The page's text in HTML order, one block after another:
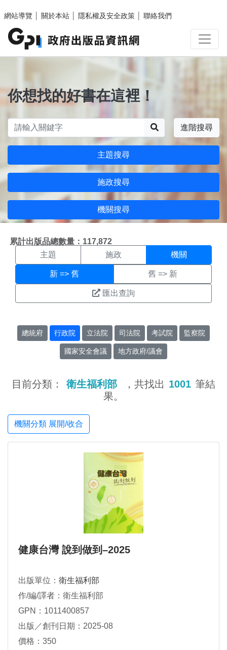
網站導覽
關於本站 隱私權及安全政策 聯絡我們
你想找的好書在這裡！
進階搜尋
主題搜尋
施政搜尋
機關搜尋
累計出版品總數量：117,872
機關搜尋結果頁面
主題 施政 機關
新 => 舊 舊 => 新
匯出查詢
總統府 行政院 立法院 司法院 考試院 監察院
國家安全會議 地方政府/議會
目前分類： 衛生福利部 ，共找出 1001 筆結
果。
機關分類 展開/收合
健康台灣 說到做到–2025
出版單位： 衛生福利部
作/編/譯者：衛生福利部
GPN：1011400857
出版／創刊日期：2025-08
價格：350